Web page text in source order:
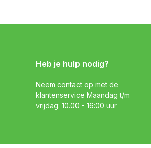
Heb je hulp nodig?
Neem contact op met de
klantenservice Maandag t/m
vrijdag: 10.00 - 16:00 uur